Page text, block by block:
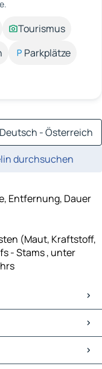
Tourismus
Parkplätze
Deutsch - Österreich
durchsuchen
Entfernung, Dauer
(Maut, Kraftstoff,
- Stams , unter